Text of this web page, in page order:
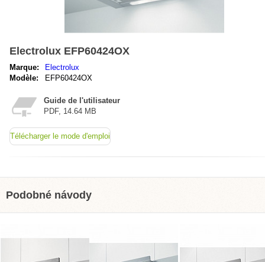
Electrolux EFP60424OX
Marque:
Electrolux
Modèle:
EFP60424OX
Guide de l'utilisateur
PDF, 14.64 MB
Télécharger le mode d'emploi
Podobné návody